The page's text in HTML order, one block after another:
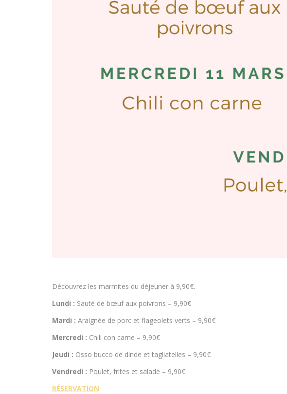
Découvrez les marmites du déjeuner à 9,90€.
Lundi : Sauté de bœuf aux poivrons – 9,90€
Mardi : Araignée de porc et flageolets verts – 9,90€
Mercredi : Chili con carne – 9,90€
Jeudi : Osso bucco de dinde et tagliatelles – 9,90€
Vendredi : Poulet, frites et salade – 9,90€
RÉSERVATION